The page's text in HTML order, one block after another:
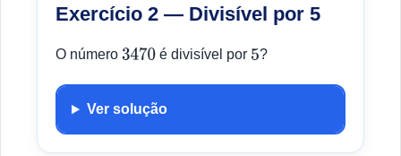
Exercício 2 — Divisível por 5
O número 3470 é divisível por 5?
Ver solução